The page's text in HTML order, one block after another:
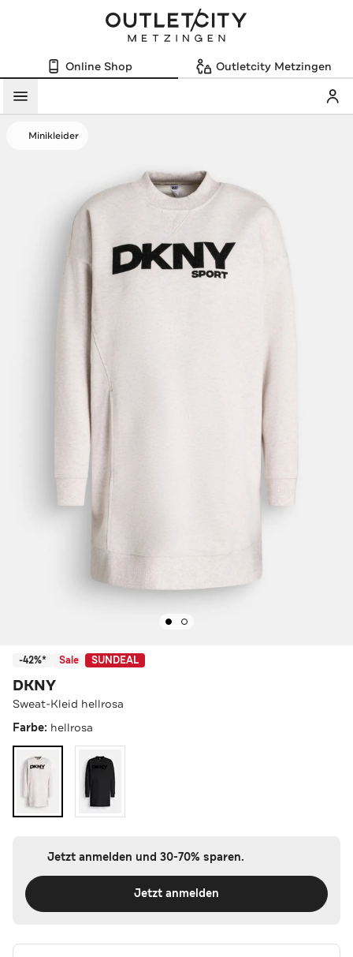
Online Shop Outletcity Metzingen
Menü
Minikleider
-42%* Sale SUNDEAL
DKNY
Sweat-Kleid hellrosa
Farbe: hellrosa
Jetzt anmelden und 30-70% sparen.
Jetzt anmelden